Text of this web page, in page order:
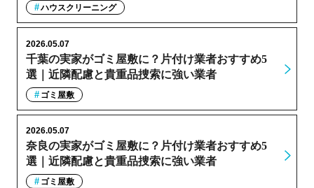
ハウスクリーニング
千葉の実家がゴミ屋敷に？片付け業者おすすめ5
選｜近隣配慮と貴重品捜索に強い業者
2026.05.07
ゴミ屋敷
奈良の実家がゴミ屋敷に？片付け業者おすすめ5
選｜近隣配慮と貴重品捜索に強い業者
2026.05.07
ゴミ屋敷